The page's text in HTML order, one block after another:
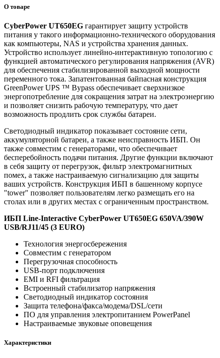
О товаре
CyberPower UT650EG гарантирует защиту устройств
питания у такого информационно-технического оборудования
как компьютеры, NAS и устройства хранения данных.
Устройство использует линейно-интерактивную топологию с
функцией автоматического регулирования напряжения (AVR)
для обеспечения стабилизированной выходной мощности
переменного тока. Запатентованная байпасная конструкция
GreenPower UPS ™ Bypass обеспечивает сверхнизкое
энергопотребление для сокращения затрат на электроэнергию
и позволяет снизить рабочую температуру, что дает
возможность продлить срок службы батареи.
Светодиодный индикатор показывает состояние сети,
аккумуляторной батареи, а также неисправность ИБП. Он
также совместим с генераторами, что обеспечивает
бесперебойность подачи питания. Другие функции включают
в себя защиту от перегрузок, фильтр электромагнитных
помех, а также настраиваемую сигнализацию для защиты
ваших устройств. Конструкция ИБП в башенному корпусе
"tower" позволяет пользователям легко размещать его на
столах или в других местах с ограниченным пространством.
ИБП Line-Interactive CyberPower UT650EG 650VA/390W
USB/RJ11/45 (3 EURO)
Технология энергосбережения
Совместим с генератором
Перегрузочная способность
USB-порт подключения
EMI и RFI фильтрация
Встроенный стабилизатор напряжения
Светодиодный индикатор состояния
Защита телефона/факса/модема/DSL/сети
ПО для управления электропитанием PowerPanel
Настраиваемые звуковые оповещения
Характеристики